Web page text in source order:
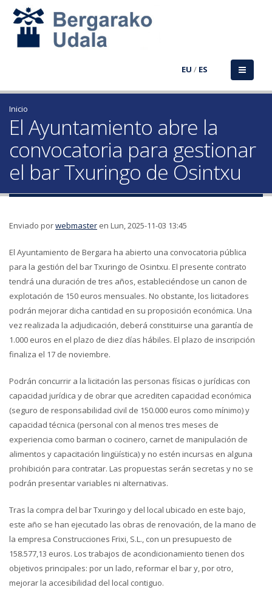
EU / ES
Inicio
El Ayuntamiento abre la
convocatoria para gestionar
el bar Txuringo de Osintxu
Enviado porwebmaster en Lun, 2025-11-03 13:45
El Ayuntamiento de Bergara ha abierto una convocatoria pública
para la gestión del bar Txuringo de Osintxu. El presente contrato
tendrá una duración de tres años, estableciéndose un canon de
explotación de 150 euros mensuales. No obstante, los licitadores
podrán mejorar dicha cantidad en su proposición económica. Una
vez realizada la adjudicación, deberá constituirse una garantía de
1.000 euros en el plazo de diez días hábiles. El plazo de inscripción
finaliza el 17 de noviembre.
Podrán concurrir a la licitación las personas físicas o jurídicas con
capacidad jurídica y de obrar que acrediten capacidad económica
(seguro de responsabilidad civil de 150.000 euros como mínimo) y
capacidad técnica (personal con al menos tres meses de
experiencia como barman o cocinero, carnet de manipulación de
alimentos y capacitación lingüística) y no estén incursas en alguna
prohibición para contratar. Las propuestas serán secretas y no se
podrán presentar variables ni alternativas.
Tras la compra del bar Txuringo y del local ubicado en este bajo,
este año se han ejecutado las obras de renovación, de la mano de
la empresa Construcciones Frixi, S.L., con un presupuesto de
158.577,13 euros. Los trabajos de acondicionamiento tienen dos
objetivos principales: por un lado, reformar el bar y, por otro,
mejorar la accesibilidad del local contiguo.